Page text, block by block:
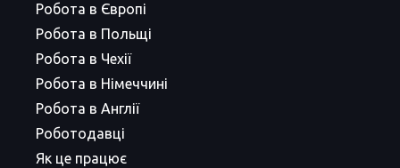
Робота в Європі
Робота в Польщі
Робота в Чехії
Робота в Німеччині
Робота в Англії
Роботодавці
Як це працює